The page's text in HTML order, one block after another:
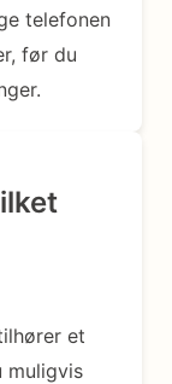
telefonen
før du
et
muligvis